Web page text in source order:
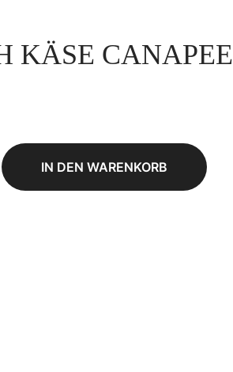
KÄSE CANAPEE
IN DEN WARENKORB